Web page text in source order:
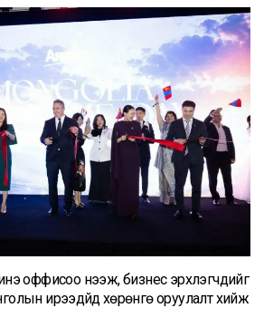
оффисоо нээж, бизнес эрхлэгчдийг
ирээдүйд хөрөнгө оруулалт хийж